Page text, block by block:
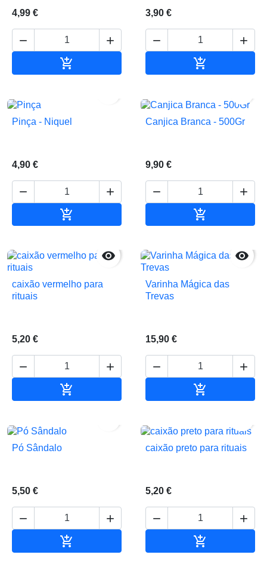
4,99 €
 

3,90 €
 

Pinça - Niquel
4,90 €
 

Canjica Branca - 500Gr
9,90 €
 


caixão vermelho para
rituais
5,20 €
 


Varinha Mágica das
Trevas
15,90 €
 

Pó Sândalo
5,50 €
 

caixão preto para rituais
5,20 €
 
